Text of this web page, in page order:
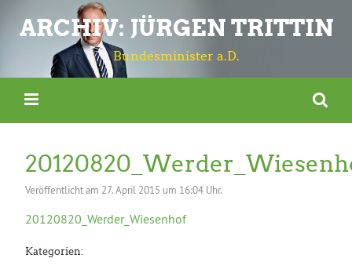
ARCHIV: JÜRGEN TRITTIN
Bundesminister a.D.
Veröffentlicht am 27. April 2015 um 16:04 Uhr.
20120820_Werder_Wiesenhof
Kategorien: